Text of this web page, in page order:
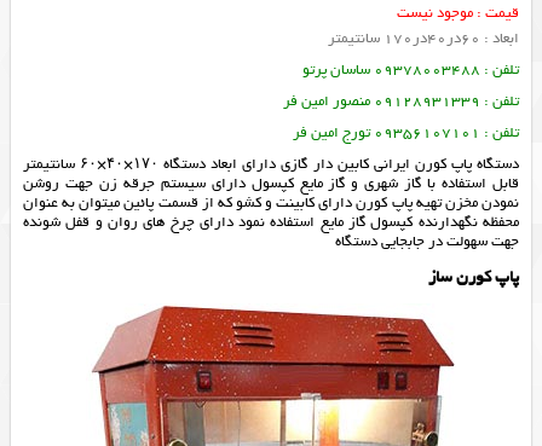
قیمت : موجود نیست
ابعاد : 60در40در170 سانتیمتر
تلفن : 09378003488 ساسان پرتو
تلفن : 09128931339 منصور امین فر
تلفن : 09356107101 تورج امین فر
دستگاه پاپ کورن ایرانی کابین دار گازی دارای ابعاد دستگاه ۱۷۰×۴۰×۶۰ سانتیمتر
قابل استفاده با گاز شهری و گاز مایع کپسول دارای سیستم جرقه زن جهت روشن
نمودن مخزن تهیه پاپ کورن دارای کابینت و کشو که از قسمت پائین میتوان به عنوان
محفظه نگهدارنده کپسول گاز مایع استفاده نمود دارای چرخ های روان و قفل شونده
جهت سهولت در جابجایی دستگاه
پاپ کورن ساز